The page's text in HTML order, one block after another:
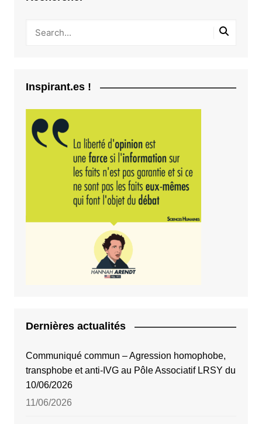
Inspirant.es !
Dernières actualités
Communiqué commun – Agression homophobe,
transphobe et anti-IVG au Pôle Associatif LRSY du
10/06/2026
11/06/2026